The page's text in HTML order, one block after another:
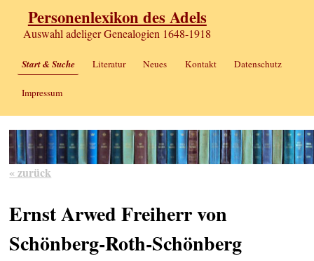
Personenlexikon des Adels
Auswahl adeliger Genealogien 1648-1918
Start & Suche Literatur Neues Kontakt Datenschutz
Impressum
« zurück
Ernst Arwed Freiherr von
Schönberg-Roth-Schönberg